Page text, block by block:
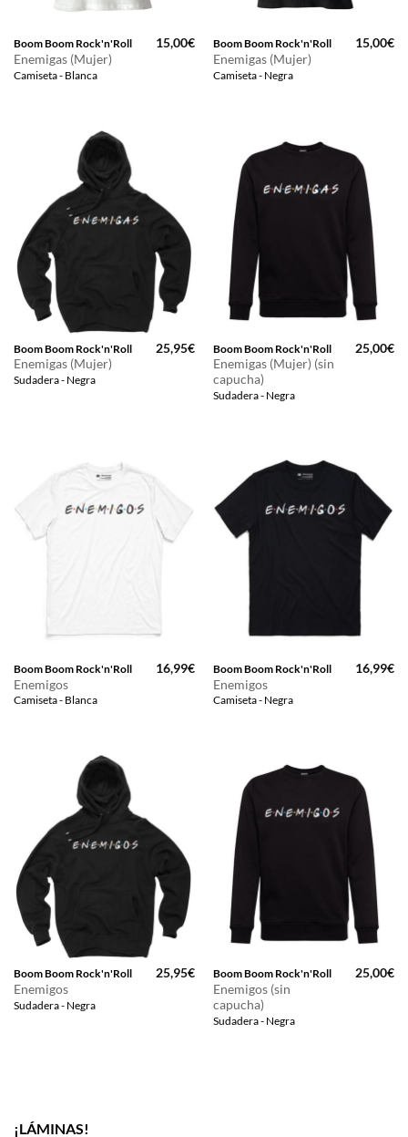
Boom Boom Rock'n'Roll
Enemigas (Mujer)
Camiseta - Blanca
15,00€ Boom Boom Rock'n'Roll
Enemigas (Mujer)
Camiseta - Negra
15,00€
Boom Boom Rock'n'Roll
Enemigas (Mujer)
Sudadera - Negra
25,95€ Boom Boom Rock'n'Roll
Enemigas (Mujer) (sin
capucha)
Sudadera - Negra
25,00€
Boom Boom Rock'n'Roll
Enemigos
Camiseta - Blanca
16,99€ Boom Boom Rock'n'Roll
Enemigos
Camiseta - Negra
16,99€
Boom Boom Rock'n'Roll
Enemigos
Sudadera - Negra
25,95€ Boom Boom Rock'n'Roll
Enemigos (sin
capucha)
Sudadera - Negra
25,00€
¡LÁMINAS!